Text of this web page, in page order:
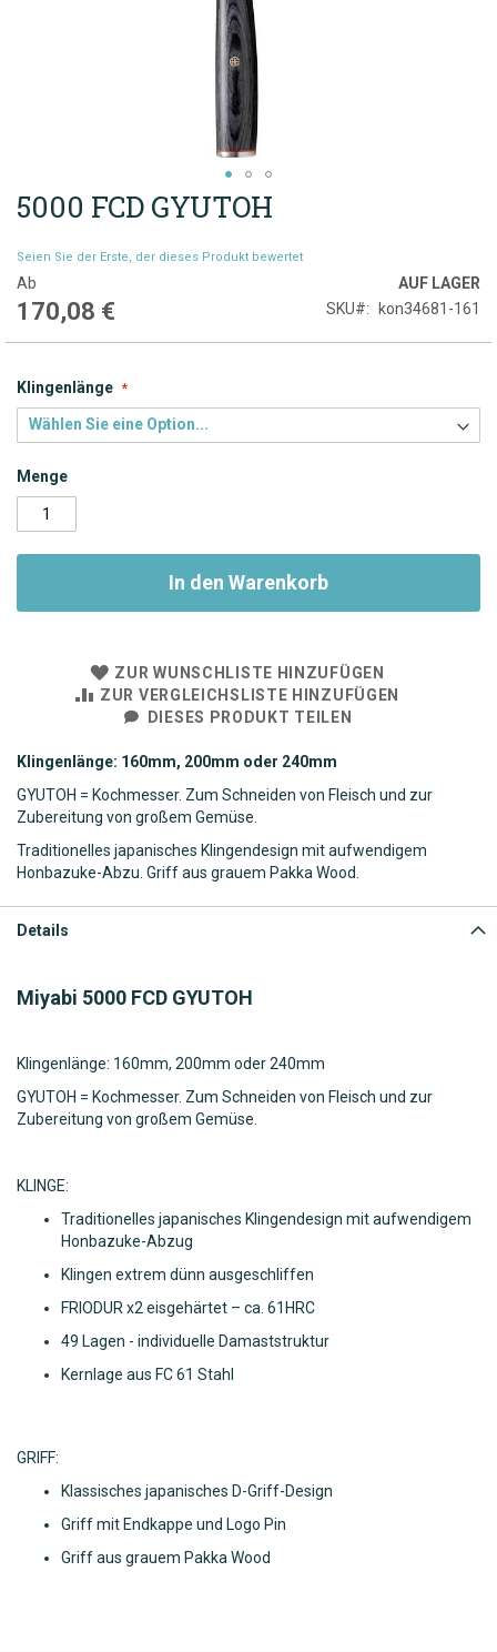
Zum
Anfang
springen
5000 FCD GYUTOH
Seien Sie der Erste, der dieses Produkt bewertet
Ab
170,08 €
AUF LAGER
SKU
kon34681-161
Klingenlänge
Menge
In den Warenkorb
ZUR WUNSCHLISTE HINZUFÜGEN
ZUR VERGLEICHSLISTE HINZUFÜGEN
DIESES PRODUKT TEILEN
Klingenlänge: 160mm, 200mm oder 240mm
GYUTOH = Kochmesser. Zum Schneiden von Fleisch und zur
Zubereitung von großem Gemüse.
Traditionelles japanisches Klingendesign mit aufwendigem
Honbazuke-Abzu. Griff aus grauem Pakka Wood.
Details
Miyabi 5000 FCD GYUTOH
Klingenlänge: 160mm, 200mm oder 240mm
GYUTOH = Kochmesser. Zum Schneiden von Fleisch und zur
Zubereitung von großem Gemüse.
KLINGE:
Traditionelles japanisches Klingendesign mit aufwendigem
Honbazuke-Abzug
Klingen extrem dünn ausgeschliffen
FRIODUR x2 eisgehärtet – ca. 61HRC
49 Lagen - individuelle Damaststruktur
Kernlage aus FC 61 Stahl
GRIFF:
Klassisches japanisches D-Griff-Design
Griff mit Endkappe und Logo Pin
Griff aus grauem Pakka Wood